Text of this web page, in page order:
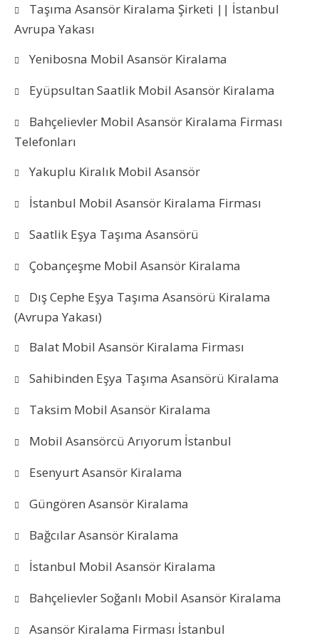
Taşıma Asansör Kiralama Şirketi || İstanbul
Avrupa Yakası
Yenibosna Mobil Asansör Kiralama
Eyüpsultan Saatlik Mobil Asansör Kiralama
Bahçelievler Mobil Asansör Kiralama Firması
Telefonları
Yakuplu Kiralık Mobil Asansör
İstanbul Mobil Asansör Kiralama Firması
Saatlik Eşya Taşıma Asansörü
Çobançeşme Mobil Asansör Kiralama
Dış Cephe Eşya Taşıma Asansörü Kiralama
(Avrupa Yakası)
Balat Mobil Asansör Kiralama Firması
Sahibinden Eşya Taşıma Asansörü Kiralama
Taksim Mobil Asansör Kiralama
Mobil Asansörcü Arıyorum İstanbul
Esenyurt Asansör Kiralama
Güngören Asansör Kiralama
Bağcılar Asansör Kiralama
İstanbul Mobil Asansör Kiralama
Bahçelievler Soğanlı Mobil Asansör Kiralama
Asansör Kiralama Firması İstanbul